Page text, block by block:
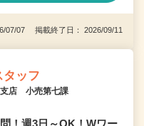
07/07 掲載終了日： 2026/09/11
タッフ
店 小売第七課
！週3日～OK！Wワー